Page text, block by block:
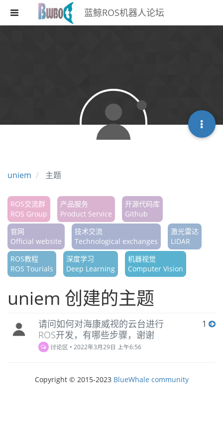
蓝鲸ROS机器人论坛
话题
uniem 主题
ROS交流群
ROS Group
产品服务
Product Service
开源代码库
Github
官网
Official website
技术交流
Technological exchanges
激光雷达
LIDAR
ROS教程
ROS Tourials
深度学习
Deep Learning
机器视觉
Computer Vision
uniem 创建的主题
请问如何对海康威视的云台进行
ROS开发，有哪些步骤，谢谢
讨论区 • 2022年3月29日 上午6:56
1
Copyright © 2015-2023 BlueWhale community